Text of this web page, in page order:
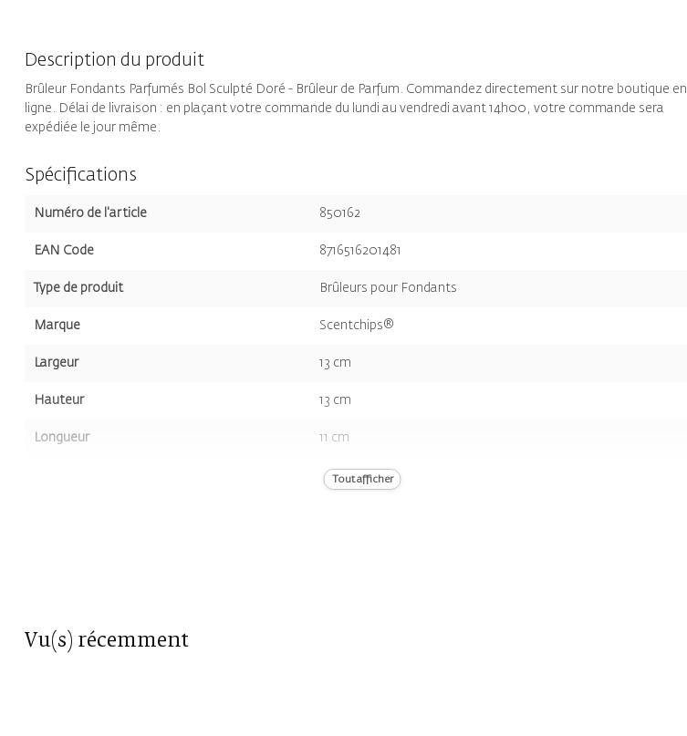
Description du produit
Brûleur Fondants Parfumés Bol Sculpté Doré - Brûleur de Parfum. Commandez directement sur notre boutique en
ligne. Délai de livraison : en plaçant votre commande du lundi au vendredi avant 14h00, votre commande sera
expédiée le jour même.
Spécifications
Numéro de l'article 850162
EAN Code 8716516201481
Type de produit Brûleurs pour Fondants
Marque Scentchips®
Largeur 13 cm
Hauteur 13 cm
Longueur 11 cm
410 gr
Tout afficher
Vu(s) récemment